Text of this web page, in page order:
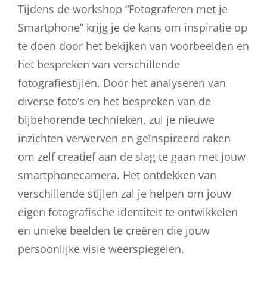
Tijdens de workshop “Fotograferen met je
Smartphone” krijg je de kans om inspiratie op
te doen door het bekijken van voorbeelden en
het bespreken van verschillende
fotografiestijlen. Door het analyseren van
diverse foto’s en het bespreken van de
bijbehorende technieken, zul je nieuwe
inzichten verwerven en geïnspireerd raken
om zelf creatief aan de slag te gaan met jouw
smartphonecamera. Het ontdekken van
verschillende stijlen zal je helpen om jouw
eigen fotografische identiteit te ontwikkelen
en unieke beelden te creëren die jouw
persoonlijke visie weerspiegelen.